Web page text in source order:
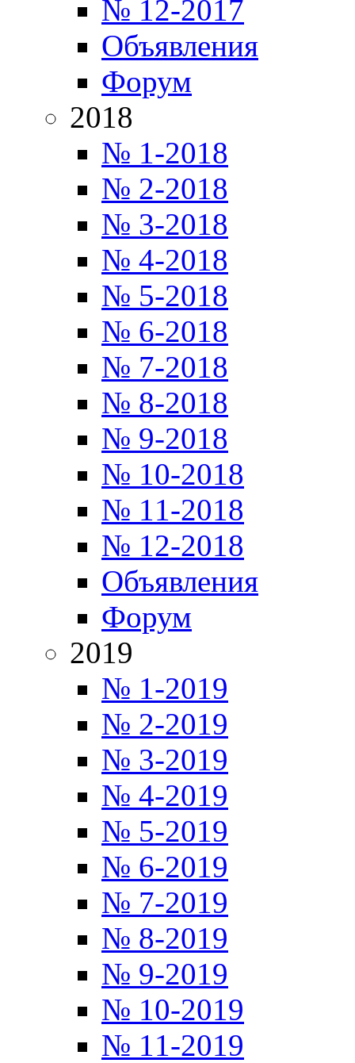
№ 12-2017
Объявления
Форум
2018
№ 1-2018
№ 2-2018
№ 3-2018
№ 4-2018
№ 5-2018
№ 6-2018
№ 7-2018
№ 8-2018
№ 9-2018
№ 10-2018
№ 11-2018
№ 12-2018
Объявления
Форум
2019
№ 1-2019
№ 2-2019
№ 3-2019
№ 4-2019
№ 5-2019
№ 6-2019
№ 7-2019
№ 8-2019
№ 9-2019
№ 10-2019
№ 11-2019